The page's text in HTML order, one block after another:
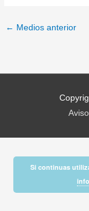
← Medios anterior
Si continuas